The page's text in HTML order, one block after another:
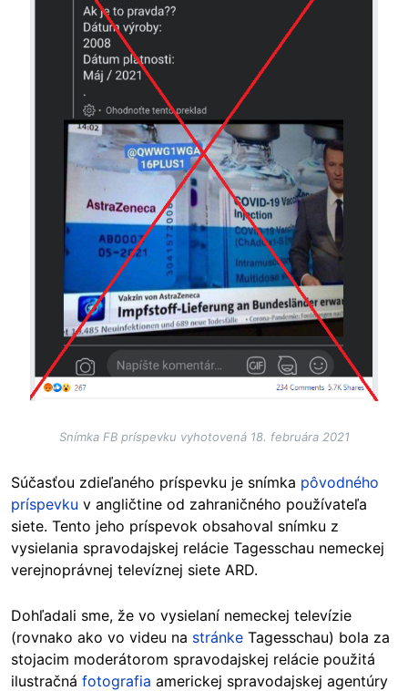
Snímka FB príspevku vyhotovená 18. februára 2021
Súčasťou zdieľaného príspevku je snímka pôvodného
príspevku v angličtine od zahraničného používateľa
siete. Tento jeho príspevok obsahoval snímku z
vysielania spravodajskej relácie Tagesschau nemeckej
verejnoprávnej televíznej siete ARD.
Dohľadali sme, že vo vysielaní nemeckej televízie
(rovnako ako vo videu na stránke Tagesschau) bola za
stojacim moderátorom spravodajskej relácie použitá
ilustračná fotografia americkej spravodajskej agentúry